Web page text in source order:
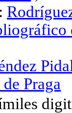
Praga